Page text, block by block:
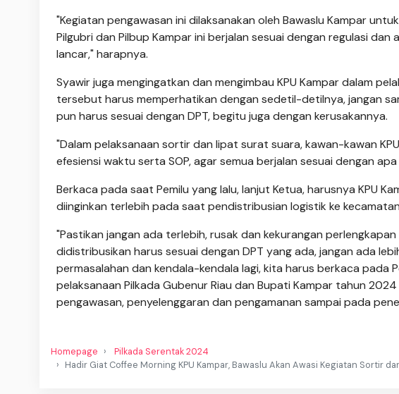
"Kegiatan pengawasan ini dilaksanakan oleh Bawaslu Kampar
Pilgubri dan Pilbup Kampar ini berjalan sesuai dengan regulasi
lancar," harapnya.
Syawir juga mengingatkan dan mengimbau KPU Kampar dalam
tersebut harus memperhatikan dengan sedetil-detilnya, jangan
pun harus sesuai dengan DPT, begitu juga dengan kerusakannya.
"Dalam pelaksanaan sortir dan lipat surat suara, kawan-kawan
efesiensi waktu serta SOP, agar semua berjalan sesuai dengan
Berkaca pada saat Pemilu yang lalu, lanjut Ketua, harusnya KPU
diinginkan terlebih pada saat pendistribusian logistik ke
"Pastikan jangan ada terlebih, rusak dan kekurangan
didistribusikan harus sesuai dengan DPT yang ada, jangan ada
permasalahan dan kendala-kendala lagi, kita harus berkaca pada
pelaksanaan Pilkada Gubenur Riau dan Bupati Kampar tahun
pengawasan, penyelenggaran dan pengamanan sampai pada
Homepage
Pilkada Serentak 2024
Hadir Giat Coffee Morning KPU Kampar, Bawaslu Akan Awasi Kegiatan Sortir